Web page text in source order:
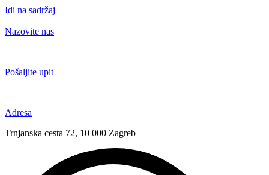
Idi na sadržaj
Nazovite nas
Pošaljite upit
Adresa
Trnjanska cesta 72, 10 000 Zagreb